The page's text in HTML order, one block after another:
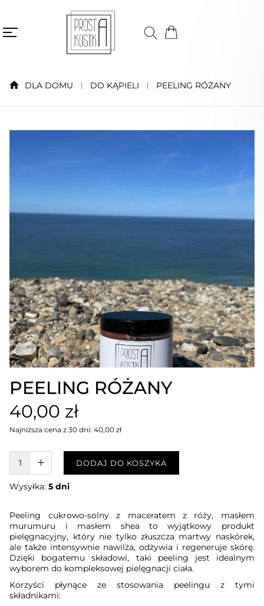
DLA DOMU DO KĄPIELI PEELING RÓŻANY
PEELING RÓŻANY
40,00 zł
Najniższa cena z 30 dni: 40,00 zł
W KOSZYKU :)DODAJ DO KOSZYKA
Wysyłka:5 dni
Peeling cukrowo-solny z maceratem z róży, masłem
murumuru i masłem shea to wyjątkowy produkt
pielęgnacyjny, który nie tylko złuszcza martwy naskórek,
ale także intensywnie nawilża, odżywia i regeneruje skórę.
Dzięki bogatemu składowi, taki peeling jest idealnym
wyborem do kompleksowej pielęgnacji ciała.
Korzyści płynące ze stosowania peelingu z tymi
składnikami: